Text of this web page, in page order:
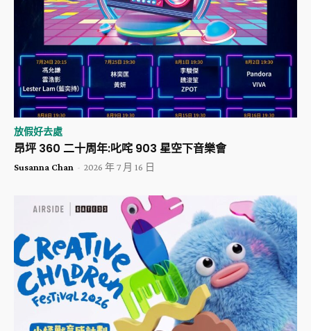
放假好去處
昂坪 360 二十周年:叱咤 903 星空下音樂會
Susanna Chan - 2026 年 7 月 16 日